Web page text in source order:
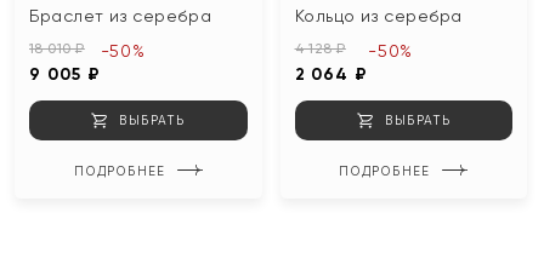
Браслет из серебра
18 010 ₽
9 005 ₽
-50%
ВЫБРАТЬ
ПОДРОБНЕЕ
Кольцо из серебра
4 128 ₽
2 064 ₽
-50%
ВЫБРАТЬ
ПОДРОБНЕЕ